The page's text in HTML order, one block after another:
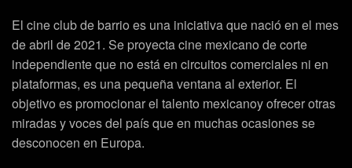
El cine club de barrio es una iniciativa que nació en el mes
de abril de 2021. Se proyecta cine mexicano de corte
independiente que no está en circuitos comerciales ni en
plataformas, es una pequeña ventana al exterior. El
objetivo es promocionar el talento mexicanoy ofrecer otras
miradas y voces del país que en muchas ocasiones se
desconocen en Europa.